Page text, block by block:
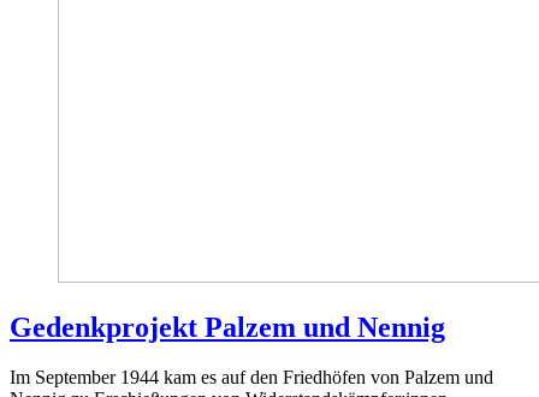
Gedenkprojekt Palzem und Nennig
Im September 1944 kam es auf den Friedhöfen von Palzem und